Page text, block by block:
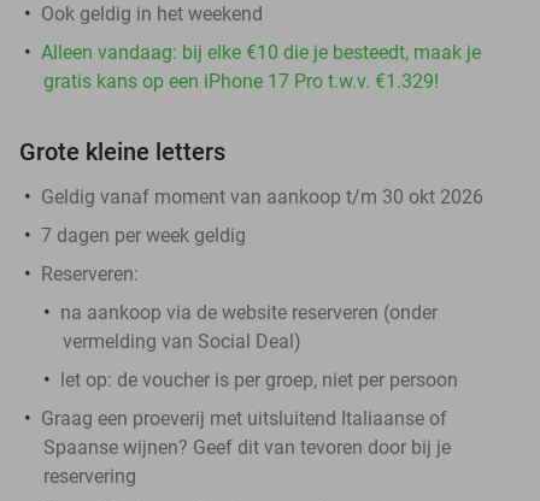
Ook geldig in het weekend
Alleen vandaag: bij elke €10 die je besteedt, maak je
gratis kans op een iPhone 17 Pro t.w.v. €1.329!
Grote kleine letters
Geldig vanaf moment van aankoop t/m 30 okt 2026
7 dagen per week geldig
Reserveren:
na aankoop via de website reserveren (onder
vermelding van Social Deal)
let op: de voucher is per groep, niet per persoon
Graag een proeverij met uitsluitend Italiaanse of
Spaanse wijnen? Geef dit van tevoren door bij je
reservering